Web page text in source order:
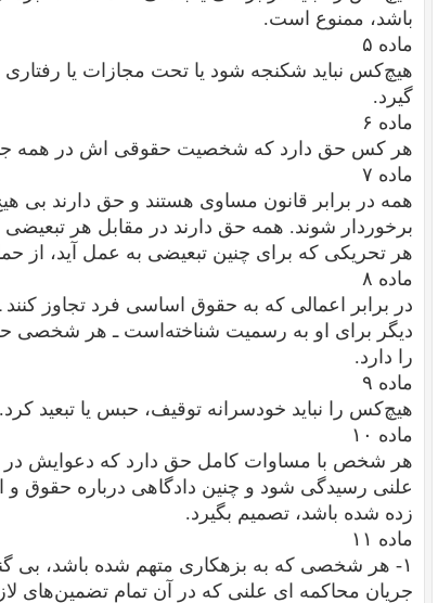
باشد، ممنوع است.
ماده ۵
هیچ‌کس نباید شکنجه شود یا تحت مجازات یا رفتاری
گیرد.
ماده ۶
هر کس حق دارد که شخصیت حقوقی اش در همه
ماده ۷
همه در برابر قانون مساوی هستند و حق دارند بی
برخوردار شوند. همه حق دارند در مقابل هر
هر تحریکی که برای چنین تبعیضی به عمل آید، از
ماده ۸
در برابر اعمالی که به حقوق اساسی فرد تجاوز
دیگر برای او به رسمیت شناخته‌است ـ هر شخصی
را دارد.
ماده ۹
هیچ‌کس را نباید خودسرانه توقیف، حبس یا تبعید کرد.
ماده ۱۰
هر شخص با مساوات کامل حق دارد که دعوایش
علنی رسیدگی شود و چنین دادگاهی درباره حقوق و
زده شده باشد، تصمیم بگیرد.
ماده ۱۱
۱- هر شخصی که به بزهکاری متهم شده باشد، بی
جریان محاکمه ای علنی که در آن تمام تضمین‌های